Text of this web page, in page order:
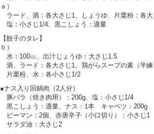
ａ）
ラード、酒：各大さじ1、しょうゆ、片栗粉：各
塩：小さじ1/4、黒こしょう：適量
【餃子のタレ】
ｂ）
水：100㏄、出汁じょうゆ：大さじ1.5
酒、ラード：各大さじ1、鶏がらスープの素（半
片栗粉、水：各小さじ1/2
●ナス入り回鍋肉（2人分）
豚バラ（焼き肉用）：200g、塩：小さじ1/4
黒こしょう：適量、ナス：1本 キャベツ：200g
ピーマン：2個、赤唐辛子（小口切り）：小さじ1
サラダ油：大さじ2